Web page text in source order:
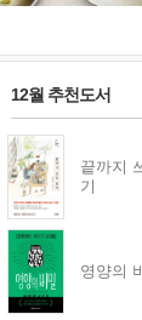
12월 추천도서
끝까지
기
영양의